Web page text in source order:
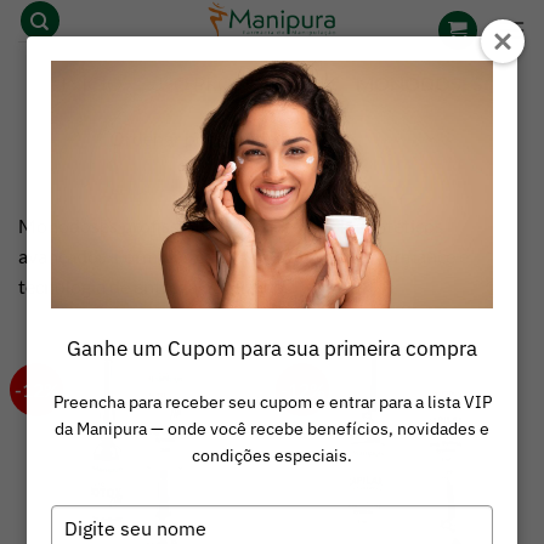
Skip
USO PROFISSIONAL
Monodoses profissionais para protocolos estéticos
avançados. Fórmulas com ativos de alta performance e
tecnologia de entrega otimizada.
-12%
Ganhe um Cupom para sua primeira compra
Preencha para receber seu cupom e entrar para a lista VIP
da Manipura — onde você recebe benefícios, novidades e
condições especiais.
Digite